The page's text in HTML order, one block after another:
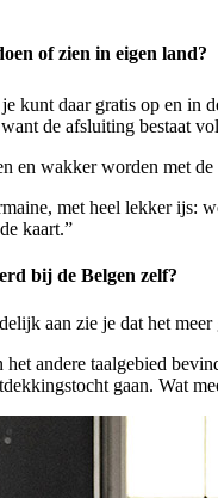
of zien in eigen land?
daar gratis op en in
de afsluiting bestaat
en wakker worden met
met heel lekker ijs:
kaart.”
bij de Belgen zelf?
aan zie je dat het
andere taalgebied
gaan. Wat